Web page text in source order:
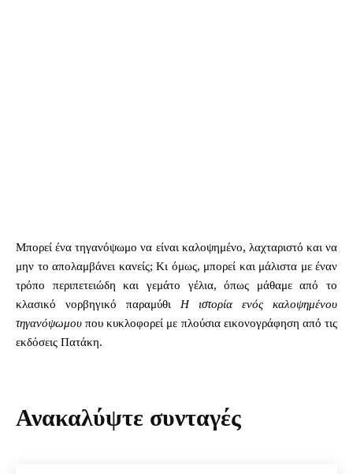
Μπορεί ένα τηγανόψωμο να είναι καλοψημένο, λαχταριστό και να
μην το απολαμβάνει κανείς; Κι όμως, μπορεί και μάλιστα με έναν
τρόπο περιπετειώδη και γεμάτο γέλια, όπως μάθαμε από το
κλασικό νορβηγικό παραμύθι Η ιστορία ενός καλοψημένου
τηγανόψωμουπου κυκλοφορεί με πλούσια εικονογράφηση από τις
εκδόσεις Πατάκη.
Ανακαλύψτε συνταγές